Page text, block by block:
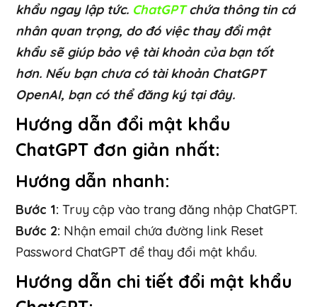
khẩu ngay lập tức. ChatGPTchứa thông tin cá
nhân quan trọng, do đó việc thay đổi mật
khẩu sẽ giúp bảo vệ tài khoản của bạn tốt
hơn. Nếu bạn chưa có tài khoản ChatGPT
OpenAI, bạn có thể đăng ký tại đây.
Hướng dẫn đổi mật khẩu
ChatGPT đơn giản nhất:
Hướng dẫn nhanh:
Bước 1: Truy cập vào trang đăng nhập ChatGPT.
Bước 2: Nhận email chứa đường link Reset
Password ChatGPT để thay đổi mật khẩu.
Hướng dẫn chi tiết đổi mật khẩu